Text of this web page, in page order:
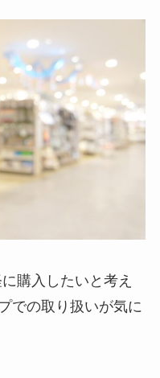
購入したいと考え
での取り扱いが気に